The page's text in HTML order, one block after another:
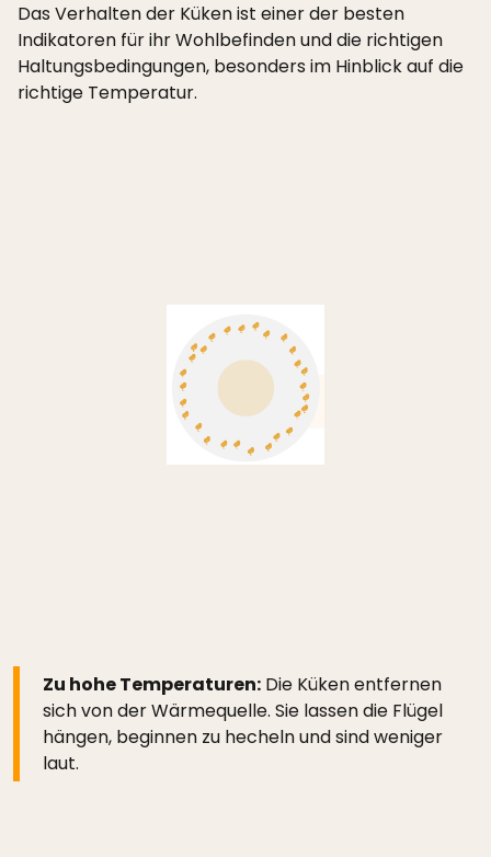
Das Verhalten der Küken ist einer der besten
Indikatoren für ihr Wohlbefinden und die richtigen
Haltungsbedingungen, besonders im Hinblick auf die
richtige Temperatur.
Zu hohe Temperaturen:Die Küken entfernen
sich von der Wärmequelle. Sie lassen die Flügel
hängen, beginnen zu hecheln und sind weniger
laut.